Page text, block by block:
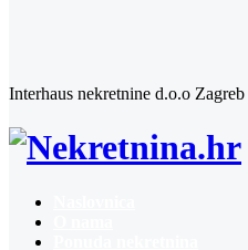
Interhaus nekretnine d.o.o Zagreb